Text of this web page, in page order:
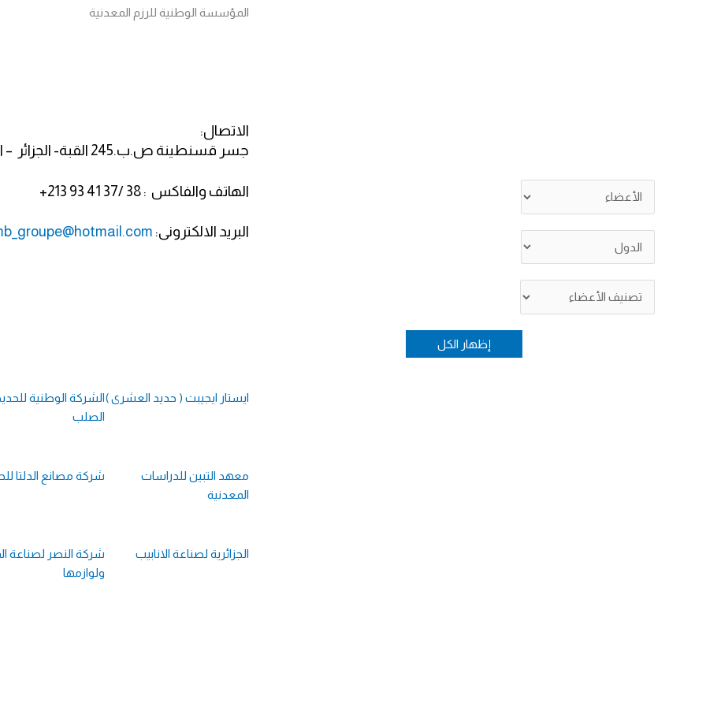
المؤسسة الوطنية للرزم المعدنية
الاتصال:
جسر قسنطينة ص.ب.245 القبة- الجزائر – الجمهورية الجزائرية
الهاتف والفاكس : 38 /37 41 93 213+
البريد الالكترونى:
ايستار ايجيبت ( حديد العشرى )الشركة الوطنية
الصلب
معهد التبين للدراسات
المعدنية
شركة مصانع الدلتا
الجزائرية لصناعة الانابيب
شركة النصر لصناعة
ولوازمها